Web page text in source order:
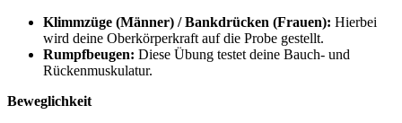
Klimmzüge (Männer) / Bankdrücken (Frauen): Hierbei
wird deine Oberkörperkraft auf die Probe gestellt.
Rumpfbeugen: Diese Übung testet deine Bauch- und
Rückenmuskulatur.
Beweglichkeit